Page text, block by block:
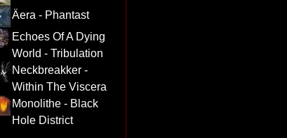
Äera - Phantast
Echoes Of A Dying
World - Tribulation
Neckbreakker -
Within The Viscera
Monolithe - Black
Hole District